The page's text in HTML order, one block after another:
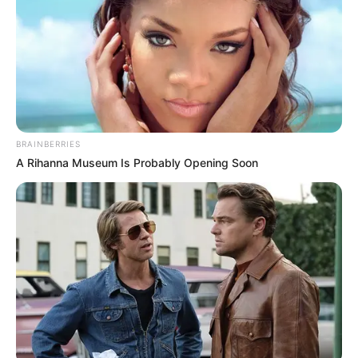
gratificações dos ACS/ACE.
Agentes protestam por reajuste salarial em Salvador e reclamam
que o Piso é de R$ 2.424
Ministério da Saúde faz investimento de quase R$ 400 milhões
para formação técnica
BRAINBERRIES
A Rihanna Museum Is Probably Opening Soon